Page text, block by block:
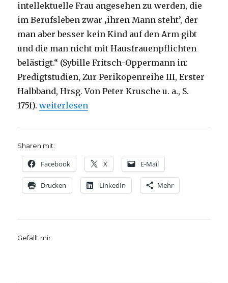
intellektuelle Frau angesehen zu werden, die
im Berufsleben zwar ‚ihren Mann steht’, der
man aber besser kein Kind auf den Arm gibt
und die man nicht mit Hausfrauenpflichten
belästigt.“ (Sybille Fritsch-Oppermann in:
Predigtstudien, Zur Perikopenreihe III, Erster
Halbband, Hrsg. Von Peter Krusche u. a., S.
175f).„Predigt über Lukas 10, Maria und Martha,
weiterlesen
Sharen mit:
Facebook X E-Mail
Drucken LinkedIn Mehr
Gefällt mir: